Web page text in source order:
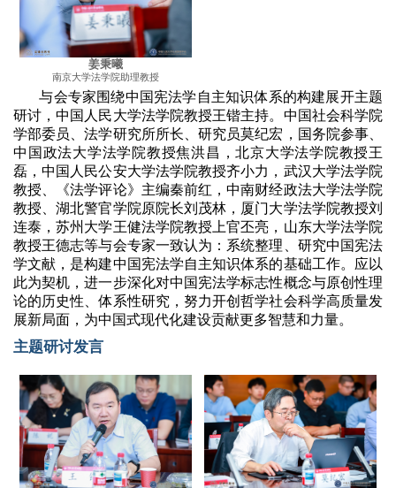
姜秉曦
南京大学法学院助理教授
与会专家围绕中国宪法学自主知识体系的构建展开主题
研讨，中国人民大学法学院教授王锴主持。中国社会科学院
学部委员、法学研究所所长、研究员莫纪宏，国务院参事、
中国政法大学法学院教授焦洪昌，北京大学法学院教授王
磊，中国人民公安大学法学院教授齐小力，武汉大学法学院
教授、《法学评论》主编秦前红，中南财经政法大学法学院
教授、湖北警官学院原院长刘茂林，厦门大学法学院教授刘
连泰，苏州大学王健法学院教授上官丕亮，山东大学法学院
教授王德志等与会专家一致认为：系统整理、研究中国宪法
学文献，是构建中国宪法学自主知识体系的基础工作。应以
此为契机，进一步深化对中国宪法学标志性概念与原创性理
论的历史性、体系性研究，努力开创哲学社会科学高质量发
展新局面，为中国式现代化建设贡献更多智慧和力量。
主题研讨发言